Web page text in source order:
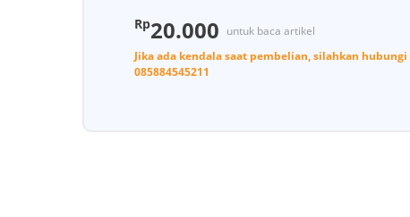
Rp20.000 untuk baca artikel
Jika ada kendala saat pembelian, silahkan hubungi
085884545211